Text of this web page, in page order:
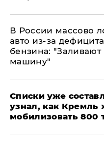
В России массово
авто из-за
бензина:
машину"
Списки уже
узнал, как Кремль
мобилизовать 800